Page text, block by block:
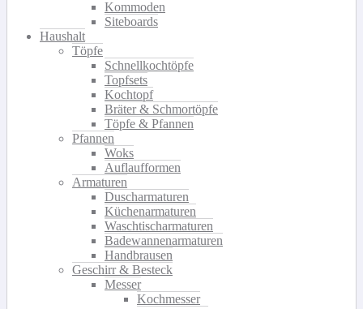
Kommoden
Siteboards
Haushalt
Töpfe
Schnellkochtöpfe
Topfsets
Kochtopf
Bräter & Schmortöpfe
Töpfe & Pfannen
Pfannen
Woks
Auflaufformen
Armaturen
Duscharmaturen
Küchenarmaturen
Waschtischarmaturen
Badewannenarmaturen
Handbrausen
Geschirr & Besteck
Messer
Kochmesser